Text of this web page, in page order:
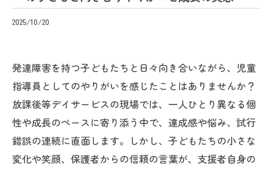
2025/10/20
発達障害を持つ子どもたちと日々向き合いながら、児童
指導員としてのやりがいを感じたことはありませんか？
放課後等デイサービスの現場では、一人ひとり異なる個
性や成長のペースに寄り添う中で、達成感や悩み、試行
錯誤の連続に直面します。しかし、子どもたちの小さな
変化や笑顔、保護者からの信頼の言葉が、支援者自身の